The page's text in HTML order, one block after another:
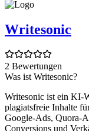
Writesonic
2 Bewertungen
Was ist Writesonic?
Writesonic ist ein KI-
plagiatsfreie Inhalte
Google-Ads, Quora-
Conversions und